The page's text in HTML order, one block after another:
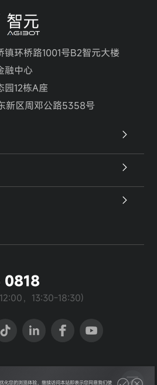
化您的浏览体验，继续访问本站即表示您同意我们使
镇环桥路1001号B2智元大楼
融中心
园12栋A座
新区周邓公路5358号
0818
，13:30-18:30)